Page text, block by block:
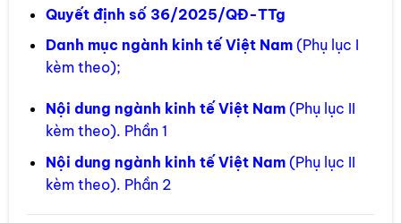
Quyết định số 36/2025/QĐ-TTg
Danh mục ngành kinh tế Việt Nam(Phụ lục I
kèm theo);
Nội dung ngành kinh tế Việt Nam(Phụ lục II
kèm theo). Phần 1
Nội dung ngành kinh tế Việt Nam(Phụ lục II
kèm theo). Phần 2